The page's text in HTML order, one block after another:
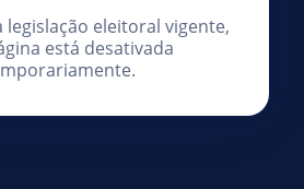
legislação eleitoral vigente,
está desativada